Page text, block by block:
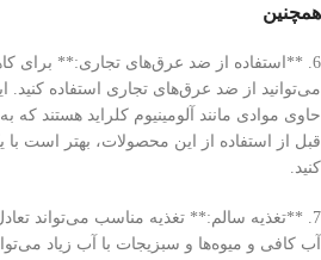
همچنین
6. **استفاده از ضد عرق‌های تجاری:**
می‌توانید از ضد عرق‌های تجاری استفاده
حاوی موادی مانند آلومینیوم کلراید هستند
قبل از استفاده از این محصولات، بهتر است
کنید.
7. **تغذیه سالم:** تغذیه مناسب می‌تواند
آب کافی و میوه‌ها و سبزیجات با آب زیاد